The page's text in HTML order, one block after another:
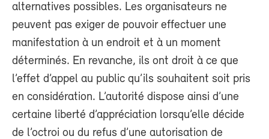
alternatives possibles. Les organisateurs ne
peuvent pas exiger de pouvoir effectuer une
manifestation à un endroit et à un moment
déterminés. En revanche, ils ont droit à ce que
l’effet d’appel au public qu’ils souhaitent soit pris
en considération. L’autorité dispose ainsi d’une
certaine liberté d’appréciation lorsqu’elle décide
de l’octroi ou du refus d’une autorisation de